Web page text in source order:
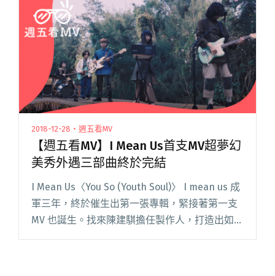
事。〈契囝〉mv閱讀全文 "【週五看MV】Gil G脫
胎換骨再進化 楊力州首部MV獻給拍謝少年"
2018-12-28・週五看MV
【週五看MV】I Mean Us首支MV超夢幻
美秀外遇三部曲終於完結
I Mean Us〈You So (Youth Soul)〉 I mean us 成
軍三年，終於催生出第一張專輯，緊接著第一支
MV 也誕生。找來陳建騏擔任製作人，打造出如同
公路電影般的音樂，夢幻的場景彷彿在眼前。